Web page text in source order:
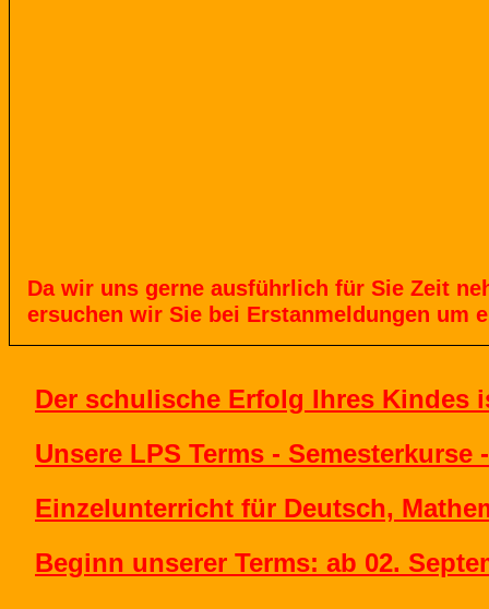
Dawir uns gerne ausführlich für Sie Zeit
ersuchen wir Sie bei Erstanmeldungen um
Der schulische Erfolg Ihres Kindes
Unsere LPS Terms -
Einzelunterricht für Deutsch,
Beginn unserer Terms: ab 02.